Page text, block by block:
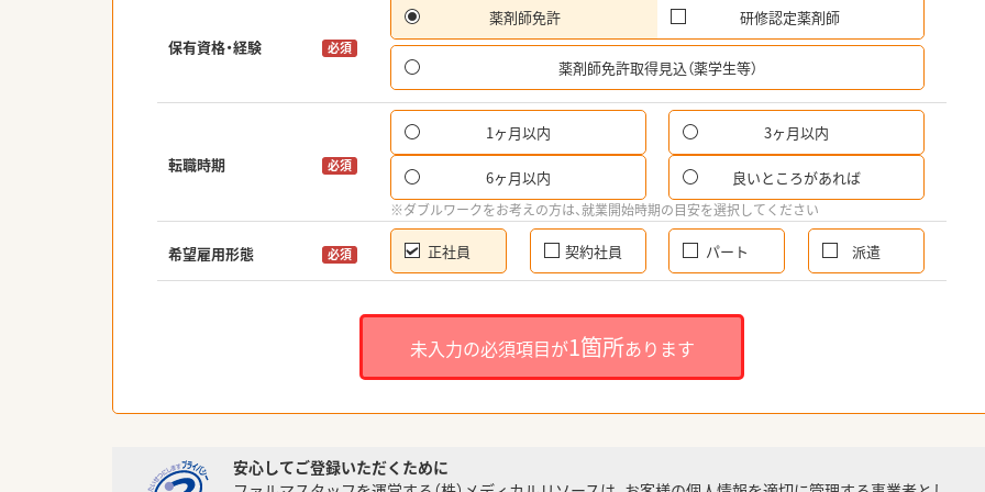
保有資格・経験 必須
薬剤師免許 研修認定薬剤師
薬剤師免許取得見込（薬学生等）
転職時期 必須
1ヶ月以内 3ヶ月以内
6ヶ月以内 良いところがあれば
※ダブルワークをお考えの方は、就業開始時期の目安を選択してください
希望雇用形態 必須 正社員 契約社員 パート 派遣
未入力の必須項目が1箇所あります
安心してご登録いただくために